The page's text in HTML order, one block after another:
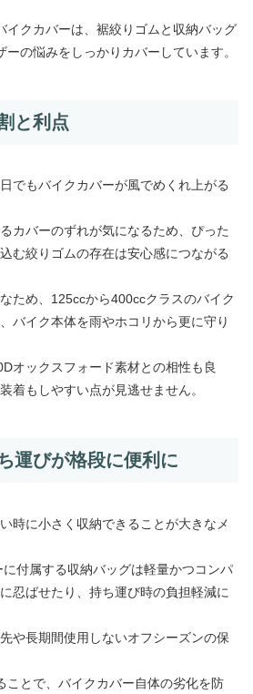
イクカバーは、裾絞りゴムと収納バッグ
の悩みをしっかりカバーしています。
と利点
でもバイクカバーが風でめくれ上がる
カバーのずれが気になるため、ぴった
む絞りゴムの存在は安心感につながる
ため、125ccから400ccクラスのバイク
バイク本体を雨やホコリから更に守り
オックスフォード素材との相性も良
着もしやすい点が見逃せません。
運びが格段に便利に
時に小さく収納できることが大きなメ
付属する収納バッグは軽量かつコンパ
忍ばせたり、持ち運び時の負担軽減に
や長期間使用しないオフシーズンの保
ことで、バイクカバー自体の劣化を防